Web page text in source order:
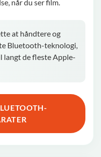
når du ser film.
at håndtere og
Bluetooth-teknologi,
langt de fleste Apple-